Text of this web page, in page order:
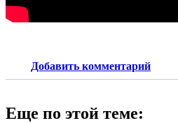
Добавить комментарий
Еще по этой теме: